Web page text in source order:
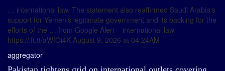
… international law. The statement also reaffirmed Saudi Arabia's
support for Yemen's legitimate government and its backing for the
efforts of the … from Google Alert – international law
https://ift.tt/aWfOi4K August 9, 2026 at 04:24AM
aggregator